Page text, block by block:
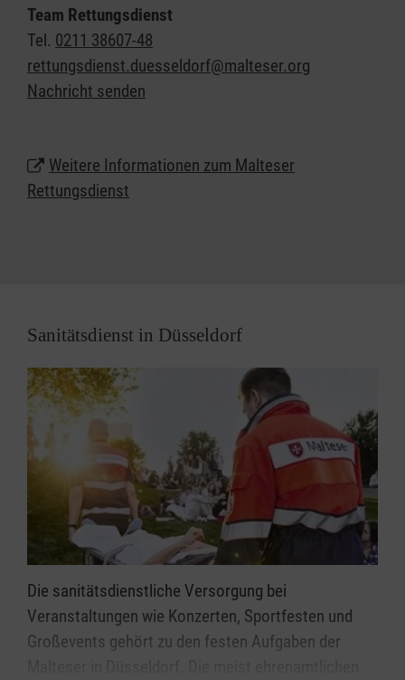
Für die Landeshauptstadt Düsseldorf besetzen wir
zwei RTW und fünf KTW. Zusätzlich wird von uns der
kommunale Rettungsdienst im Bedarfsfall, z.B. bei
großen Einsatzlagen und der überörtlichen Hilfe mit
Teil des Fuhrparks wurde Ende 2022 beschafft und
entspricht modernsten Anforderungen, wie z.B.
elektro-hydraulischen Tragen auf RTW und KTW.
Chancen für alle, die eine berufliche Perspektive im
Team Rettungsdienst
Tel. 0211 38607-48
rettungsdienst.duesseldorf@malteser.org
Nachricht senden
Weitere Informationen zum Malteser
Rettungsdienst
Sanitätsdienst in Düsseldorf
Die sanitätsdienstliche Versorgung bei
Veranstaltungen wie Konzerten, Sportfesten und
Großevents gehört zu den festen Aufgaben der